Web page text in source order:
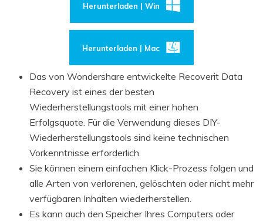
Herunterladen | Win
Herunterladen | Mac
Das von Wondershare entwickelte Recoverit Data
Recovery ist eines der besten
Wiederherstellungstools mit einer hohen
Erfolgsquote. Für die Verwendung dieses DIY-
Wiederherstellungstools sind keine technischen
Vorkenntnisse erforderlich.
Sie können einem einfachen Klick-Prozess folgen und
alle Arten von verlorenen, gelöschten oder nicht mehr
verfügbaren Inhalten wiederherstellen.
Es kann auch den Speicher Ihres Computers oder